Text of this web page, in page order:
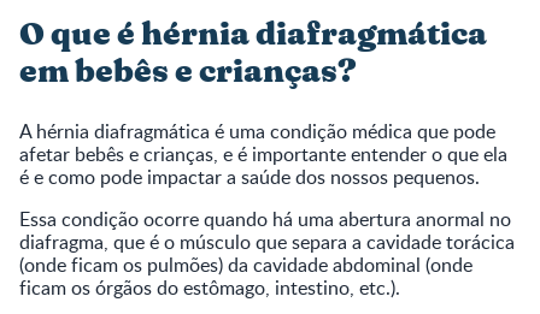
O que é hérnia diafragmática
em bebês e crianças?
A hérnia diafragmática é uma condição médica que pode
afetar bebês e crianças, e é importante entender o que ela
é e como pode impactar a saúde dos nossos pequenos.
Essa condição ocorre quando há uma abertura anormal no
diafragma, que é o músculo que separa a cavidade torácica
(onde ficam os pulmões) da cavidade abdominal (onde
ficam os órgãos do estômago, intestino, etc.).